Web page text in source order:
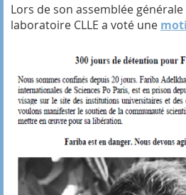
Lors de son assemblée
laboratoire CLLE a voté une